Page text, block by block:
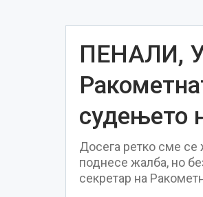
ПЕНАЛИ,
судењето
Досега ретко сме
поднесе жалба, но
секретар на